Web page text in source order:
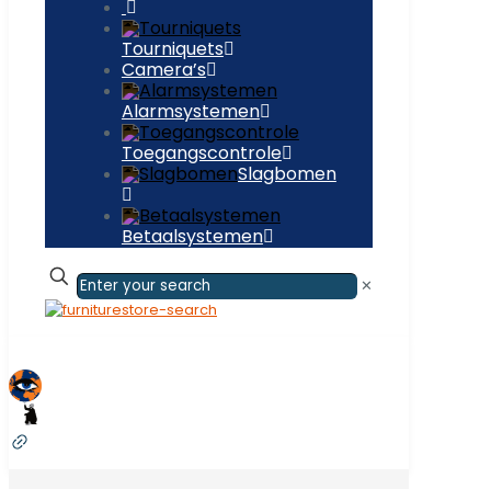
Tourniquets
Camera’s
Alarmsystemen
Toegangscontrole
Slagbomen
Betaalsystemen
✕